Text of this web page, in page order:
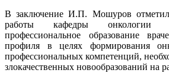
В заключение И.П. Мошуров отметил
работы кафедры онкологии
профессиональное образование
профиля в целях формирования
профессиональных компетенций,
злокачественных новообразований на